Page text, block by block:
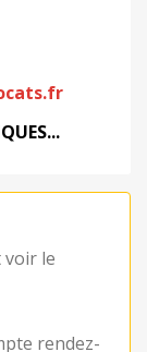
voir le
rendez-